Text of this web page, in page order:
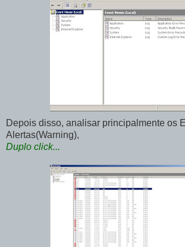
Depois disso, analisar principalmente os
Alertas(Warning),
Duplo click...